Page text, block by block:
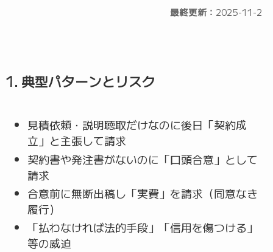
最終更新： 2025-11-2
1. 典型パターンとリスク
見積依頼・説明聴取だけなのに後日「契約成
立」と主張して請求
契約書や発注書がないのに「口頭合意」として
請求
合意前に無断出稿し「実費」を請求（同意なき
履行）
「払わなければ法的手段」「信用を傷つける」
等の威迫